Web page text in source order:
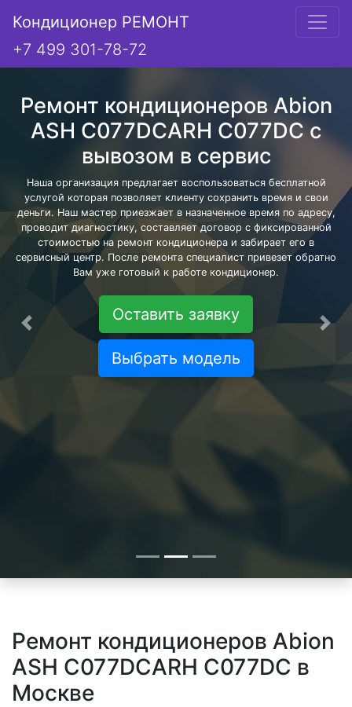
Кондиционер РЕМОНТ
+7 499 301-78-72
Ремонт кондиционеров Abion
ASH C077DCARH C077DC с
вывозом в сервис
Наша организация предлагает воспользоваться бесплатной
услугой которая позволяет клиенту сохранить время и свои
деньги. Наш мастер приезжает в назначенное время по адресу,
проводит диагностику, составляет договор с фиксированной
стоимостью на ремонт кондиционера и забирает его в
сервисный центр. После ремонта специалист привезет обратно
Вам уже готовый к работе кондиционер.
Оставить заявку
Выбрать модель
Предыдущая
Ремонт кондиционеров Abion
ASH C077DCARH C077DC в
Москве